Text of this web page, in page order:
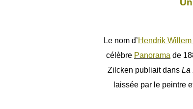
Le nom d’Hendrik
célèbre Panorama de
Zilcken publiait dans La
laissée par le peintre